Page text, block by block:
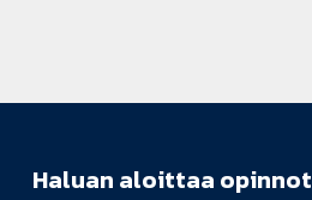
Haluan aloittaa opinnot